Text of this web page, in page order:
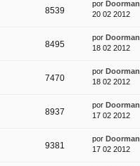
8539
por Doorman
20 02 2012
8495
por Doorman
18 02 2012
7470
por Doorman
18 02 2012
8937
por Doorman
17 02 2012
9381
por Doorman
17 02 2012